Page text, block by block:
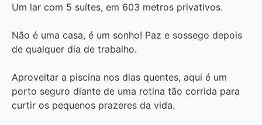
Um lar com 5 suítes, em 603 metros privativos.
Não é uma casa, é um sonho! Paz e sossego depois
de qualquer dia de trabalho.
Aproveitar a piscina nos dias quentes, aqui é um
porto seguro diante de uma rotina tão corrida para
curtir os pequenos prazeres da vida.